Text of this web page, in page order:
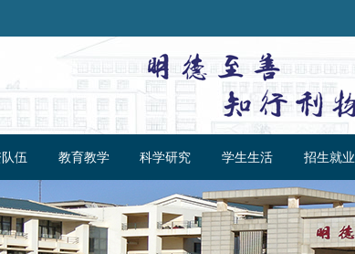
伍 教育教学 科学研究 学生生活 招生就业